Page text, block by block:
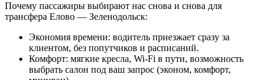
Почему пассажиры выбирают нас снова и снова для
трансфера Елово — Зеленодольск:
Экономия времени: водитель приезжает сразу за
клиентом, без попутчиков и расписаний.
Комфорт: мягкие кресла, Wi-Fi в пути, возможность
выбрать салон под ваш запрос (эконом, комфорт,